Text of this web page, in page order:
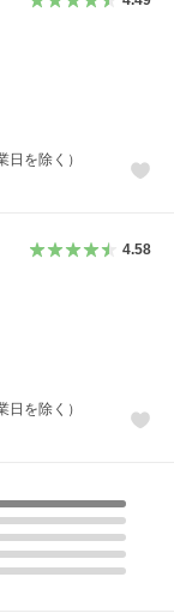
を除く）
4.58
を除く）